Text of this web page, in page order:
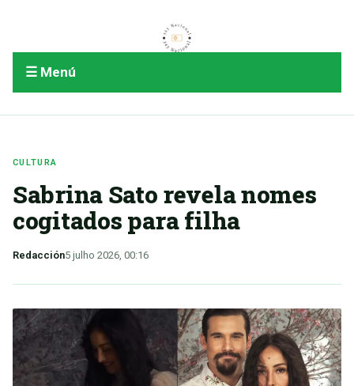
☰ Menú
CULTURA
Sabrina Sato revela nomes
cogitados para filha
Redacción5 julho 2026, 00:16